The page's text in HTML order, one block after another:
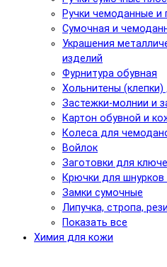
Ручки чемоданные и
Сумочная и
Украшения
изделий
Фурнитура обувная
Хольнитены
Застежки-молнии и
Картон обувной и
Колеса для
Войлок
Заготовки для
Крючки для шнурков
Замки сумочные
Липучка, стропа,
Показать все
Химия для кожи